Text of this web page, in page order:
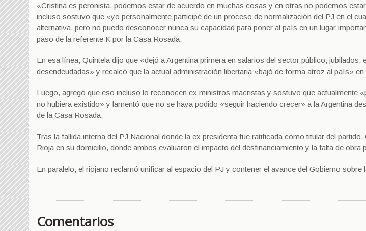
«Cristina es peronista, podemos estar de acuerdo en muchas cosas y en otras no podemos
incluso sostuvo que «yo personalmente participé de un proceso de normalización del PJ en el
alternativa, pero no puedo desconocer nunca su capacidad para poner al país en un lugar
paso de la referente K por la Casa Rosada.
En esa línea, Quintela dijo que «dejó a Argentina primera en salarios del sector público, jubilados,
desendeudadas» y recalcó que la actual administración libertaria «bajó de forma atroz al país»
Luego, agregó que eso incluso lo reconocen ex ministros macristas y sostuvo que actualmente
no hubiera existido» y lamentó que no se haya podido «seguir haciendo crecer» a la Argentina
de la Casa Rosada.
Tras la fallida interna del PJ Nacional donde la ex presidenta fue ratificada como titular del
Rioja en su domicilio, donde ambos evaluaron el impacto del desfinanciamiento y la falta de obra
En paralelo, el riojano reclamó unificar al espacio del PJ y contener el avance del Gobierno sobre
Comentarios